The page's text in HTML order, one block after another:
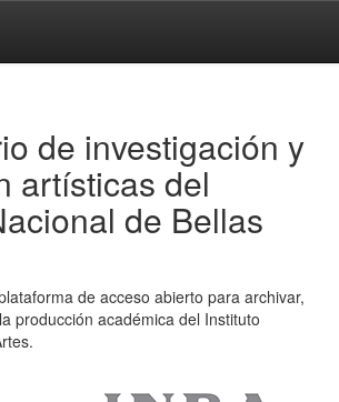
de investigación y
artísticas del
de Bellas
de acceso abierto para archivar,
producción académica del Instituto